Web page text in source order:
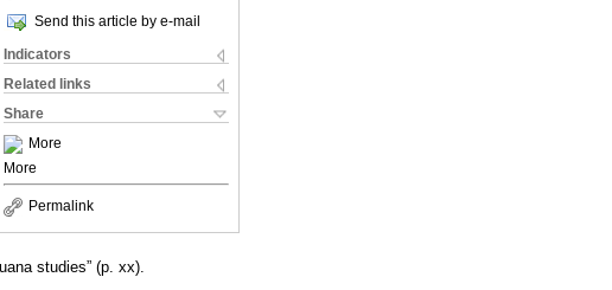
Send this article by e-mail
Indicators
Related links
Share
More
More
Permalink
studies” (p. xx).